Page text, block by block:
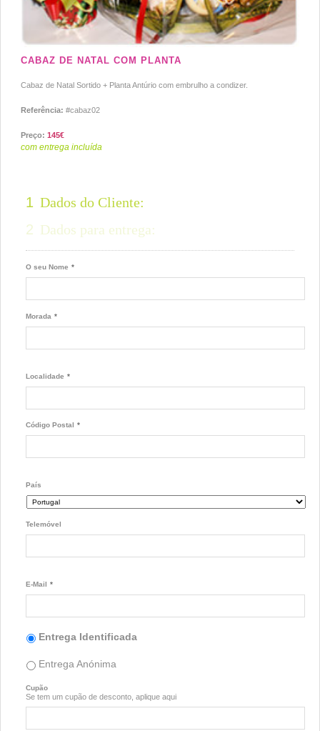
CABAZ DE NATAL COM PLANTA
Cabaz de Natal Sortido + Planta Antúrio com embrulho a condizer.
Referência: #cabaz02
Preço: 145€
com entrega incluída
1 Dados do Cliente:
2 Dados para entrega:
O seu Nome *
Morada *
Localidade *
Código Postal *
País
Telemóvel
E-Mail *
Entrega Identificada
Entrega Anónima
Cupão
Se tem um cupão de desconto, aplique aqui